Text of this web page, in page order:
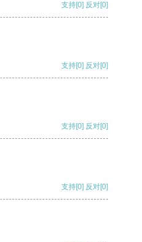
支持[0] 反对[0]
支持[0] 反对[0]
支持[0] 反对[0]
支持[0] 反对[0]